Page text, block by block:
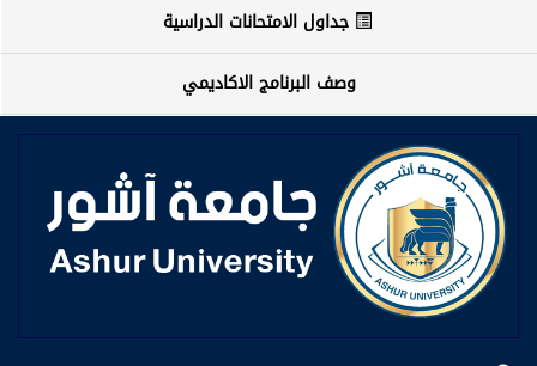
جداول الامتحانات الدراسية
وصف البرنامج الاكاديمي